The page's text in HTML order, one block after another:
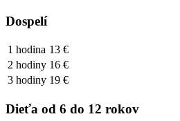
Dospelí
1 hodina 13 €
2 hodiny 16 €
3 hodiny 19 €
Dieťa od 6 do 12 rokov